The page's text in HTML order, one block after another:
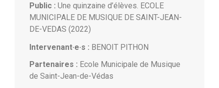
Public : Une quinzaine d’élèves. ECOLE
MUNICIPALE DE MUSIQUE DE SAINT-JEAN-
DE-VEDAS (2022)
Intervenant·e·s : BENOIT PITHON
Partenaires : Ecole Municipale de Musique
de Saint-Jean-de-Védas